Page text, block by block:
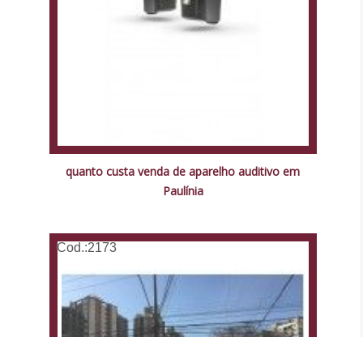
quanto custa venda de aparelho auditivo em
Paulínia
Cod.:2173